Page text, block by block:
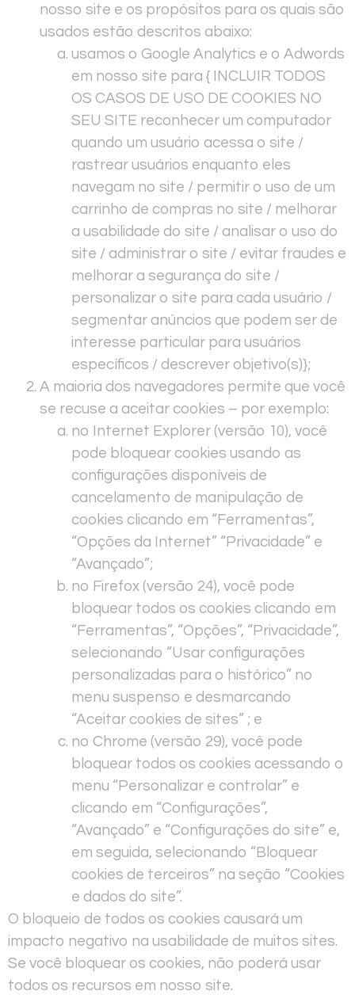
nosso site e os propósitos para os quais são
usados estão descritos abaixo:
usamos o Google Analytics e o Adwords
em nosso site para { INCLUIR TODOS
OS CASOS DE USO DE COOKIES NO
SEU SITE reconhecer um computador
quando um usuário acessa o site /
rastrear usuários enquanto eles
navegam no site / permitir o uso de um
carrinho de compras no site / melhorar
a usabilidade do site / analisar o uso do
site / administrar o site / evitar fraudes e
melhorar a segurança do site /
personalizar o site para cada usuário /
segmentar anúncios que podem ser de
interesse particular para usuários
específicos / descrever objetivo(s)};
A maioria dos navegadores permite que você
se recuse a aceitar cookies – por exemplo:
no Internet Explorer (versão 10), você
pode bloquear cookies usando as
configurações disponíveis de
cancelamento de manipulação de
cookies clicando em “Ferramentas”,
“Opções da Internet” “Privacidade” e
“Avançado”;
no Firefox (versão 24), você pode
bloquear todos os cookies clicando em
“Ferramentas”, “Opções”, “Privacidade”,
selecionando “Usar configurações
personalizadas para o histórico” no
menu suspenso e desmarcando
“Aceitar cookies de sites” ; e
no Chrome (versão 29), você pode
bloquear todos os cookies acessando o
menu “Personalizar e controlar” e
clicando em “Configurações”,
“Avançado” e “Configurações do site” e,
em seguida, selecionando “Bloquear
cookies de terceiros” na seção “Cookies
e dados do site”.
O bloqueio de todos os cookies causará um
impacto negativo na usabilidade de muitos sites.
Se você bloquear os cookies, não poderá usar
todos os recursos em nosso site.